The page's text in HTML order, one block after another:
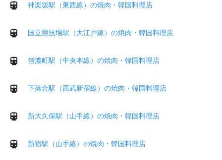
神楽坂駅（東西線）の焼肉・韓国料理店
国立競技場駅（大江戸線）の焼肉・韓国料理店
信濃町駅（中央本線）の焼肉・韓国料理店
下落合駅（西武新宿線）の焼肉・韓国料理店
新大久保駅（山手線）の焼肉・韓国料理店
新宿駅（山手線）の焼肉・韓国料理店